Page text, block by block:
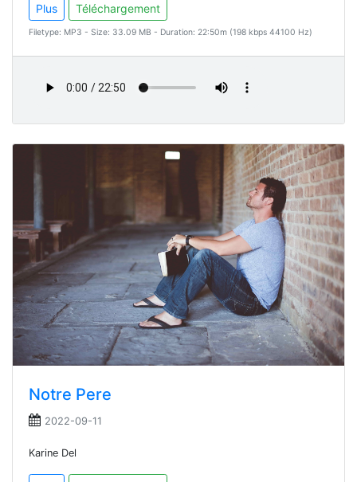
Plus Téléchargement
Filetype: MP3 - Size: 33.09 MB - Duration: 22:50m (198 kbps 44100 Hz)
Notre Pere
2022-09-11
Karine Del